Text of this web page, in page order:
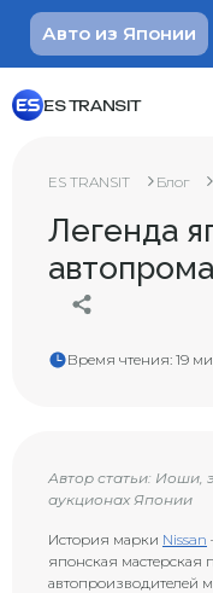
Авто из Японии
ES TRANSIT
ES TRANSIT Блог
Легенда
Время чтения: 19
Автор статьи: Иоши,
аукционах Японии
История марки Nissan
японская мастерская
автопроизводителей